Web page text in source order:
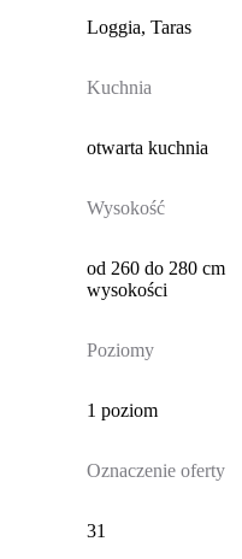
Loggia, Taras
Kuchnia
otwarta kuchnia
Wysokość
od 260 do 280 cm
wysokości
Poziomy
1 poziom
Oznaczenie oferty
31